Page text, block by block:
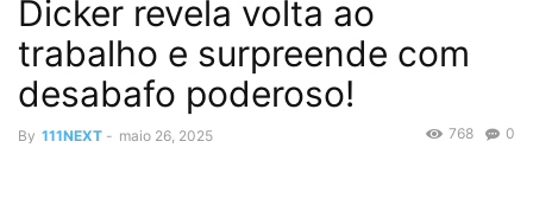
Dicker revela volta ao
trabalho e surpreende com
desabafo poderoso!
By 111NEXT - maio 26, 2025 0
768